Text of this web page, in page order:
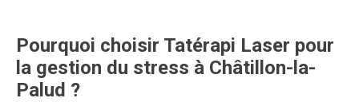
Pourquoi choisir Tatérapi Laser pour
la gestion du stress à Châtillon-la-
Palud ?